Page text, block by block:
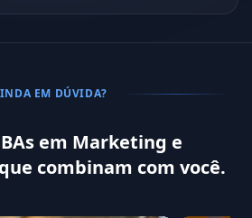
EM DÚVIDA?
em Marketing e
combinam com você.